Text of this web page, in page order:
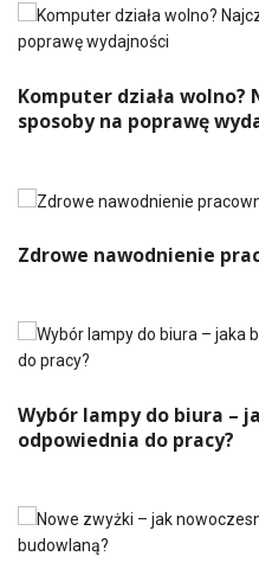
Komputer działa wolno?
sposoby na poprawę
Zdrowe nawodnienie
Wybór lampy do biura –
odpowiednia do pracy?